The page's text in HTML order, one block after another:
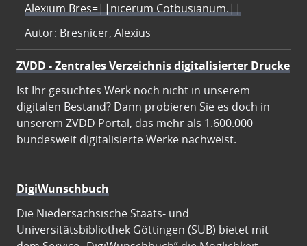
Alexium Bres=||nicerum Cotbusianum.||
Autor: Bresnicer, Alexius
ZVDD - Zentrales Verzeichnis digitalisierter Drucke
Ist Ihr gesuchtes Werk noch nicht in unserem
digitalen Bestand? Dann probieren Sie es doch in
unserem ZVDD Portal, das mehr als 1.600.000
bundesweit digitalisierte Werke nachweist.
DigiWunschbuch
Die Niedersächsische Staats- und
Universitätsbibliothek Göttingen (SUB) bietet mit